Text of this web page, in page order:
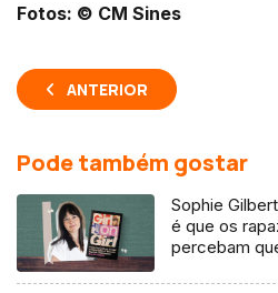
Fotos: © CM Sines
ANTERIOR
Pode também gostar
Sophie
é que os
percebam